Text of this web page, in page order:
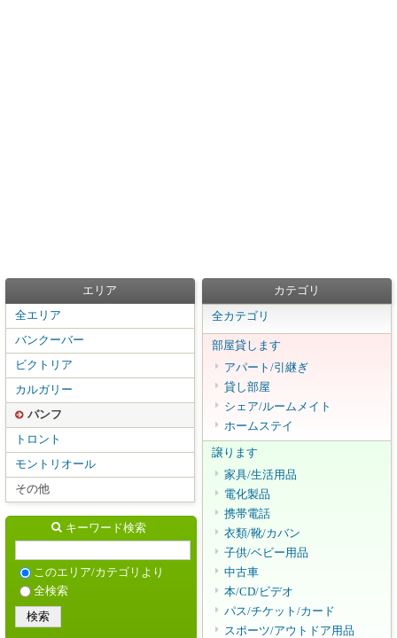
エリア
全エリア
バンクーバー
ビクトリア
カルガリー
バンフ
トロント
モントリオール
その他
カテゴリ
全カテゴリ
部屋貸します
アパート/引継ぎ
貸し部屋
シェア/ルームメイト
ホームステイ
譲ります
家具/生活用品
電化製品
携帯電話
衣類/靴/カバン
子供/ベビー用品
中古車
本/CD/ビデオ
パス/チケット/カード
スポーツ/アウトドア用品
キーワード検索
このエリア/カテゴリより
全検索